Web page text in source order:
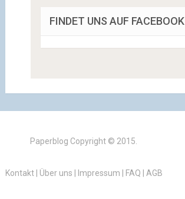
FINDET UNS AUF FACEBOOK
Paperblog Copyright © 2015.
Kontakt| Über uns | Impressum | FAQ | AGB